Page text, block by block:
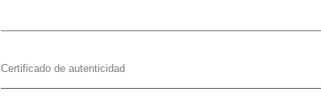
Certificado de autenticidad